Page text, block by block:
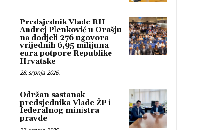
Predsjednik Vlade RH
Andrej Plenković u Orašju
na dodjeli 276 ugovora
vrijednih 6,95 milijuna
eura potpore Republike
Hrvatske
28. srpnja 2026.
Održan sastanak
predsjednika Vlade ŽP i
federalnog ministra
pravde